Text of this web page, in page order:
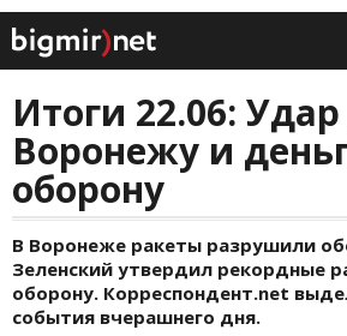
Итоги 22.06:
Воронежу и
оборону
В Воронеже ракеты разрушили
Зеленский утвердил рекордные
оборону. Корреспондент.net
события вчерашнего дня.